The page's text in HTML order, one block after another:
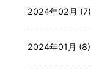
2024年02月 (7)
2024年01月 (8)